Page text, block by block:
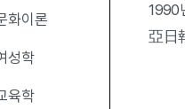
화이론
성학
육학
1990
亞日